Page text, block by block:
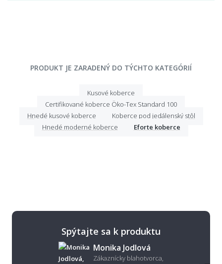
PRODUKT JE ZARADENÝ DO TÝCHTO KATEGÓRIÍ
Kusové koberce
Certifikované koberce Öko-Tex Standard 100
Hnedé kusové koberce
Koberce pod jedálenský stôl
Hnedé moderné koberce
Eforte koberce
Spýtajte sa k produktu
Monika Jodlová
Zákaznícky blahotvorca,